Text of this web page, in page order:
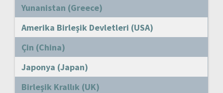
Yunanistan (Greece)
Amerika Birleşik Devletleri (USA)
Çin (China)
Japonya (Japan)
Birleşik Krallık (UK)